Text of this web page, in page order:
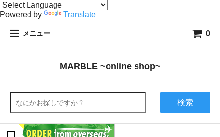
Powered by Translate
メニュー 0
MARBLE ~online shop~
検索